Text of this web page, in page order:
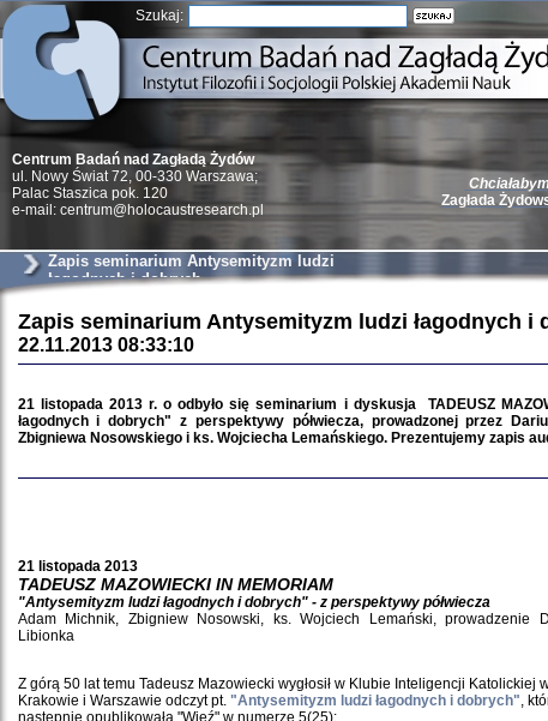
Szukaj:
Zagłada
Żydzi w
Turski, Laurence
(Arkadij Zelcer)
red. Krzysztof
Warszawa
Centrum Badań nad Zagładą Żydów
ul. Nowy Świat 72, 00-330 Warszawa;
Palac Staszica pok. 120
e-mail: centrum@holocaustresearch.pl
Zapis seminarium Antysemityzm ludzi
łagodnych i dobrych
Zapis seminarium Antysemityzm ludzi łagodnych i
22.11.2013 08:33:10
21 listopada 2013 r. o odbyło się seminarium i dyskusja TADEUSZ
łagodnych i dobrych" z perspektywy półwiecza, prowadzonej przez
Zbigniewa Nosowskiego i ks. Wojciecha Lemańskiego. Prezentujemy zapis
21 listopada 2013
TADEUSZ MAZOWIECKI IN MEMORIAM
"Antysemityzm ludzi łagodnych i dobrych" - z perspektywy półwiecza
Adam Michnik, Zbigniew Nosowski, ks. Wojciech Lemański, prowadzenie
Libionka
Z górą 50 lat temu Tadeusz Mazowiecki wygłosił w Klubie Inteligencji Katolickiej
Krakowie i Warszawie odczyt pt. "Antysemityzm ludzi łagodnych i dobrych",
nastepnie opublikowała "Więź" w numerze 5(25):